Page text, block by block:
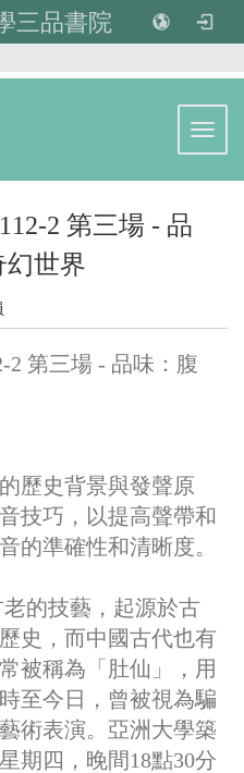
三品書院
2 第三場 - 品
幻世界
2 第三場 - 品味：腹
歷史背景與發聲原
技巧，以提高聲帶和
的準確性和清晰度。
的技藝，起源於古
史，而中國古代也有
被稱為「肚仙」，用
至今日，曾被視為騙
術表演。亞洲大學築
期四，晚間18點30分